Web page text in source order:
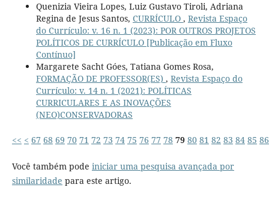
Quenizia Vieira Lopes, Luiz Gustavo Tiroli, Adriana
Regina de Jesus Santos, CURRÍCULO , Revista Espaço
do Currículo: v. 16 n. 1 (2023): POR OUTROS PROJETOS
POLÍTICOS DE CURRÍCULO [Publicação em Fluxo
Contínuo]
Margarete Sacht Góes, Tatiana Gomes Rosa,
FORMAÇÃO DE PROFESSOR(ES) , Revista Espaço do
Currículo: v. 14 n. 1 (2021): POLÍTICAS
CURRICULARES E AS INOVAÇÕES
(NEO)CONSERVADORAS
<< < 67 68 69 70 71 72 73 74 75 76 77 78 79 80 81 82 83 84 85 86
Você também pode iniciar uma pesquisa avançada por
similaridade para este artigo.